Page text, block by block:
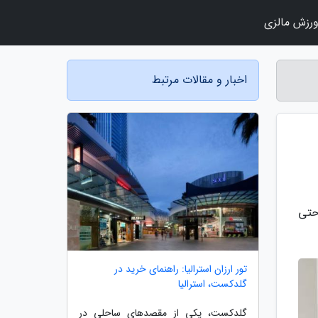
اخبار و مقالات مرتبط
تور ارزان استرالیا: راهنمای خرید در
گلدکست، استرالیا
گلدکست، یکی از مقصدهای ساحلی در
مالزی